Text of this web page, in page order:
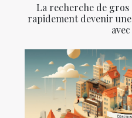
La recherche de
rapidement devenir